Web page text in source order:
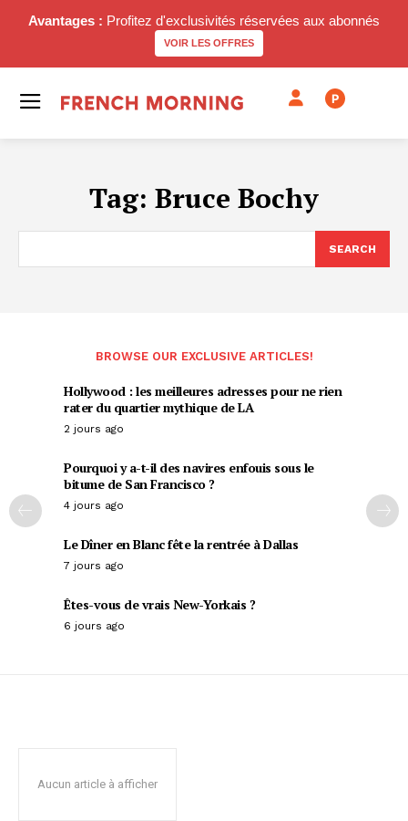
Avantages : Profitez d'exclusivités réservées aux abonnés
VOIR LES OFFRES
P
Tag: Bruce Bochy
SEARCH
BROWSE OUR EXCLUSIVE ARTICLES!
Hollywood : les meilleures adresses pour ne rien
rater du quartier mythique de LA
2 jours ago
Pourquoi y a-t-il des navires enfouis sous le
bitume de San Francisco ?
4 jours ago
Le Dîner en Blanc fête la rentrée à Dallas
7 jours ago
Êtes-vous de vrais New-Yorkais ?
6 jours ago
Aucun article à afficher